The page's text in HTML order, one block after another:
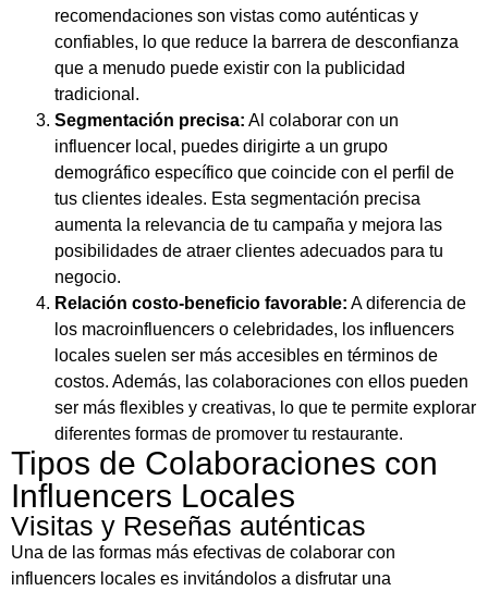
recomendaciones son vistas como auténticas y
confiables, lo que reduce la barrera de desconfianza
que a menudo puede existir con la publicidad
tradicional.
Segmentación precisa: Al colaborar con un
influencer local, puedes dirigirte a un grupo
demográfico específico que coincide con el perfil de
tus clientes ideales. Esta segmentación precisa
aumenta la relevancia de tu campaña y mejora las
posibilidades de atraer clientes adecuados para tu
negocio.
Relación costo-beneficio favorable: A diferencia de
los macroinfluencers o celebridades, los influencers
locales suelen ser más accesibles en términos de
costos. Además, las colaboraciones con ellos pueden
ser más flexibles y creativas, lo que te permite explorar
diferentes formas de promover tu restaurante.
Tipos de Colaboraciones con
Influencers Locales
Visitas y Reseñas auténticas
Una de las formas más efectivas de colaborar con
influencers locales es invitándolos a disfrutar una